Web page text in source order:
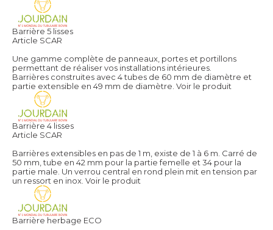
Barrière 5 lisses
Article SCAR
Une gamme complète de panneaux, portes et portillons
permettant de réaliser vos installations intérieures.
Barrières construites avec 4 tubes de 60 mm de diamètre et
partie extensible en 49 mm de diamètre. Voir le produit
Barrière 4 lisses
Article SCAR
Barrières extensibles en pas de 1 m, existe de 1 à 6 m. Carré de
50 mm, tube en 42 mm pour la partie femelle et 34 pour la
partie male. Un verrou central en rond plein mit en tension par
un ressort en inox. Voir le produit
Barrière herbage ECO